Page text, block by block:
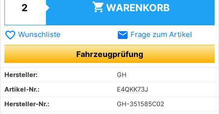
shopping_cart WARENKORB
favorite_border Wunschliste email Frage zum Artikel
Fahrzeugprüfung
Hersteller:
GH
Artikel-Nr.:
E4QKK73J
Hersteller-Nr.:
GH-351585C02